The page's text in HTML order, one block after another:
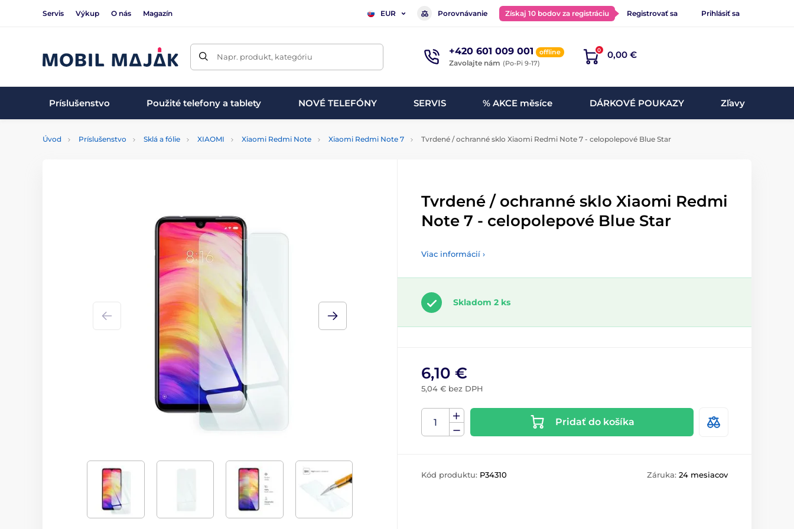
Servis Výkup O nás Magazín EUR Porovnávanie Získaj 10 bodov za registráciu Registrovať sa Prihlásiť sa
Napr. produkt, kategóriu +420 601 009 001 offline
Zavolajte nám (Po-Pi 9-17)
0 0,00 €
Príslušenstvo Použité telefony a tablety NOVÉ TELEFÓNY SERVIS % AKCE měsíce DÁRKOVÉ POUKAZY Zľavy
Úvod Príslušenstvo Sklá a fólie XIAOMI Xiaomi Redmi Note Xiaomi Redmi Note 7 Tvrdené / ochranné sklo Xiaomi Redmi Note 7 - celopolepové Blue Star
Tvrdené / ochranné sklo Xiaomi Redmi
Note 7 - celopolepové Blue Star
Viac informácií ›
Skladom 2 ks
6,10 €
5,04 € bez DPH
Pridať do košíka
Kód produktu: P34310 Záruka: 24 mesiacov